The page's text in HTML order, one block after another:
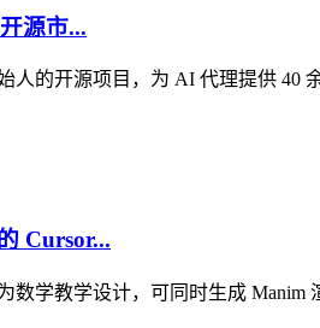
源市...
人的开源项目，为 AI 代理提供
Cursor...
为数学教学设计，可同时生成